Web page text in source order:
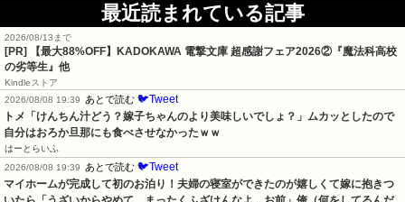
最近読まれている記事
2026/08/13まで
[PR] 【最大88%OFF】KADOKAWA 電撃文庫 超感謝フェア2026②『魔法科高校
の劣等生』他
Kindleストア
2026/08/08 19:39
あとで読む 🐦Tweet
トメ「けんちん汁どう？嫁子ちゃんのより美味しいでしょ？」ムカッとしたので
自分はおろか旦那にも食べさせなかったｗｗ
はーとらいふ
2026/08/08 19:39
あとで読む 🐦Tweet
マイホームが完成して初のお泊り！夫婦の寝室ができたのが嬉しくて嫁に抱きつ